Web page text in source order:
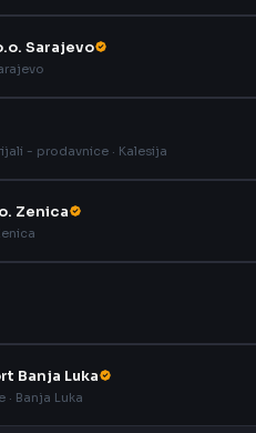
Sarajevo
- prodavnice · Kalesija
Zenica
Banja Luka
Banja Luka